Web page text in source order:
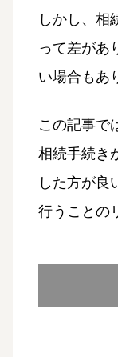
しかし、相
って差があ
い場合もあ
この記事で
相続手続き
した方が良
行うことの